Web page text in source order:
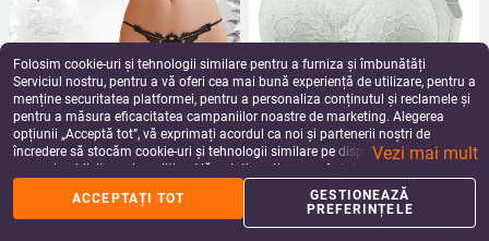
Lenjerie intimă din dantelă
transparentă, respirabilă, talie
joasă, 2 bucăți, chiloți fermecători,
Gongs, sexy, la modă, pentru femei
71.90Lei
add_shopping_cart
Lenjerie intimă transparentă nouă,
confortabilă, respirabilă, anti-
alergare, ușoară, fără tub, fără inel
de oțel, cu spate frumos, fără inel de
oțel
65.03Lei
add_shopping_cart
Folosim cookie-uri și tehnologii similare pentru a furniza și îmbunătăți
Serviciul nostru, pentru a vă oferi cea mai bună experiență de utilizare, pentru a
menține securitatea platformei, pentru a personaliza conținutul și reclamele și
pentru a măsura eficacitatea campaniilor noastre de marketing. Alegerea
opțiunii „Acceptă tot”, vă exprimați acordul ca noi și partenerii noștri de
încredere să stocăm cookie-uri și tehnologii similare pe dispozitivul dvs. în
scopuri publicitare și analitice. Vă puteți gestiona preferințele în orice moment
făcând clic pe „Gestionează preferințele”. Pentru mai multe informații, vă
rugăm să consultațiPolitica noastră de confidențialitate.
Vezi mai mult
ACCEPTAȚI TOT
GESTIONEAZĂ
PREFERINȚELE